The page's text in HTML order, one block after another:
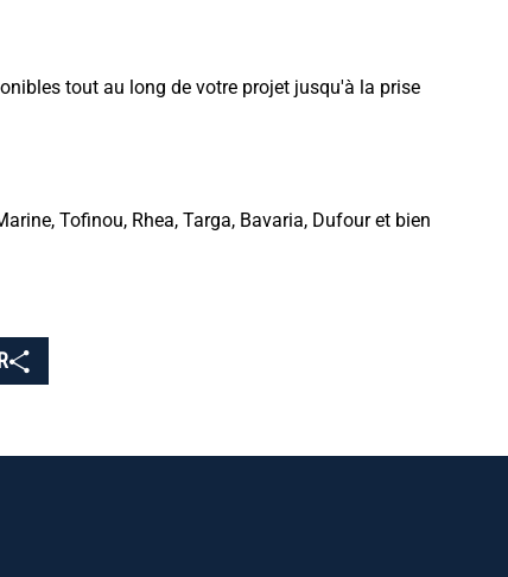
tout au long de votre projet jusqu'à la prise
Tofinou, Rhea, Targa, Bavaria, Dufour et bien